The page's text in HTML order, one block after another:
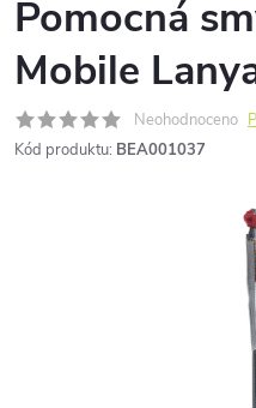
Pomocná
Mobile
Neohodnoceno
Kód produktu: BEA001037